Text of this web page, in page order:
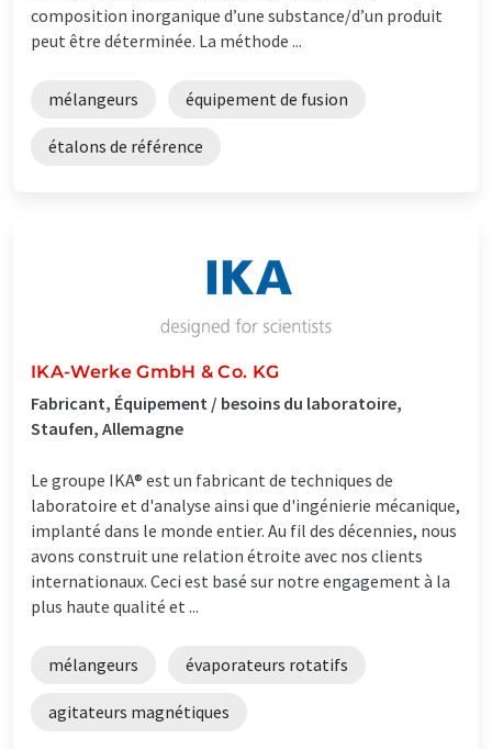
composition inorganique d’une substance/d’un produit
peut être déterminée. La méthode ...
mélangeurs équipement de fusion
étalons de référence
IKA-Werke GmbH & Co. KG
Fabricant, Équipement / besoins du laboratoire,
Staufen, Allemagne
Le groupe IKA® est un fabricant de techniques de
laboratoire et d'analyse ainsi que d'ingénierie mécanique,
implanté dans le monde entier. Au fil des décennies, nous
avons construit une relation étroite avec nos clients
internationaux. Ceci est basé sur notre engagement à la
plus haute qualité et ...
mélangeurs évaporateurs rotatifs
agitateurs magnétiques